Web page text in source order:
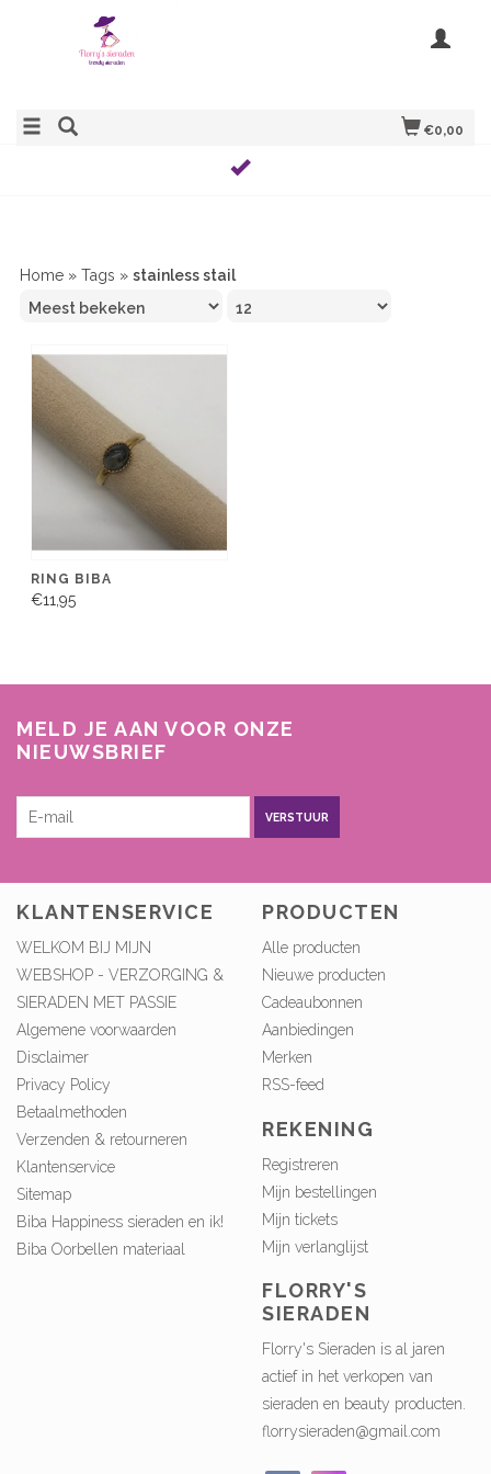
€0,00
Home » Tags » stainless stail
RING BIBA
€11,95
MELD JE AAN VOOR ONZE
NIEUWSBRIEF
VERSTUUR
KLANTENSERVICE
WELKOM BIJ MIJN
WEBSHOP - VERZORGING &
SIERADEN MET PASSIE
Algemene voorwaarden
Disclaimer
Privacy Policy
Betaalmethoden
Verzenden & retourneren
Klantenservice
Sitemap
Biba Happiness sieraden en ik!
Biba Oorbellen materiaal
PRODUCTEN
Alle producten
Nieuwe producten
Cadeaubonnen
Aanbiedingen
Merken
RSS-feed
REKENING
Registreren
Mijn bestellingen
Mijn tickets
Mijn verlanglijst
FLORRY'S
SIERADEN
Florry's Sieraden is al jaren
actief in het verkopen van
sieraden en beauty producten.
florrysieraden@gmail.com